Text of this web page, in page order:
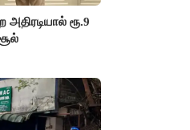
ரூ.9